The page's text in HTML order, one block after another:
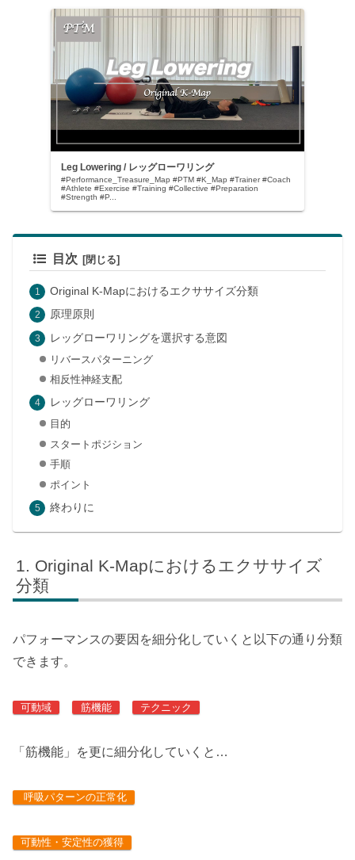
Leg Lowering / レッグローワリング
#Performance_Treasure_Map #PTM #K_Map #Trainer #Coach
#Athlete #Exercise #Training #Collective #Preparation
#Strength #P...
目次
Original K-Mapにおけるエクササイズ分類
原理原則
レッグローワリングを選択する意図
リバースパターニング
相反性神経支配
レッグローワリング
目的
スタートポジション
手順
ポイント
終わりに
Original K-Mapにおけるエクササイズ
分類
パフォーマンスの要因を細分化していくと以下の通り分類
できます。
可動域 筋機能 テクニック
「筋機能」を更に細分化していくと…
呼吸パターンの正常化
可動性・安定性の獲得